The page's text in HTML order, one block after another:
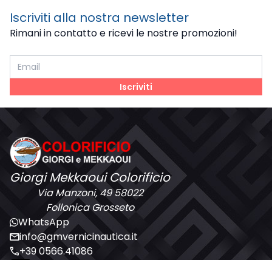
Iscriviti alla nostra newsletter
Rimani in contatto e ricevi le nostre promozioni!
Iscriviti
Giorgi Mekkaoui Colorificio
Via Manzoni, 49 58022
Follonica Grosseto
WhatsApp
mailinfo@gmvernicinautica.it
call+39 0566.41086